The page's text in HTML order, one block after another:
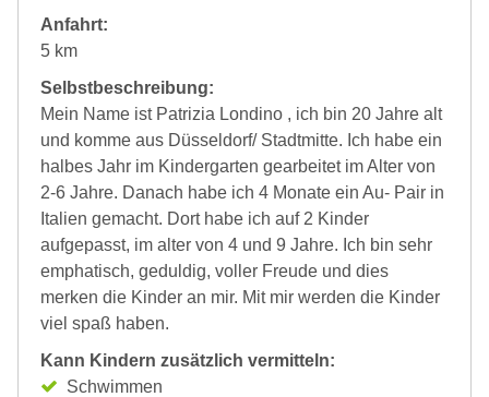
Anfahrt:
5 km
Selbstbeschreibung:
Mein Name ist Patrizia Londino , ich bin 20 Jahre alt
und komme aus Düsseldorf/ Stadtmitte. Ich habe ein
halbes Jahr im Kindergarten gearbeitet im Alter von
2-6 Jahre. Danach habe ich 4 Monate ein Au- Pair in
Italien gemacht. Dort habe ich auf 2 Kinder
aufgepasst, im alter von 4 und 9 Jahre. Ich bin sehr
emphatisch, geduldig, voller Freude und dies
merken die Kinder an mir. Mit mir werden die Kinder
viel spaß haben.
Kann Kindern zusätzlich vermitteln:
Schwimmen